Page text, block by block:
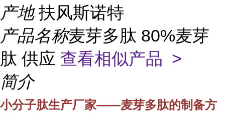
产地 扶风斯诺特
产品名称麦芽多肽 80%麦芽
肽 供应 查看相似产品 >
简介
小分子肽生产厂家——麦芽多肽的制备方